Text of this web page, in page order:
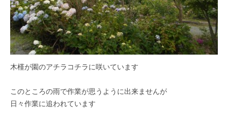
紅
葉
等
、
四
季
々
の
木槿が園のアチラコチラに咲いています
このところの雨で作業が思うように出来ませんが
日々作業に追われています